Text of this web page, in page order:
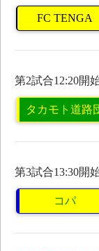
FC TENGA
第2試合12:20開
タカモト道路
第3試合13:30開
コパ